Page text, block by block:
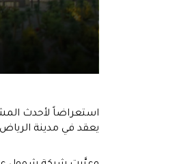
استعراضاً لأحدث
يعقد في مدينة الرياض خلال الفترة من 10